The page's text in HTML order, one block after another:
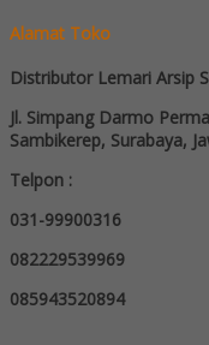
Alamat Toko
Distributor Lemari Arsip
Jl. Simpang Darmo
Sambikerep, Surabaya,
Telpon :
031-99900316
082229539969
085943520894